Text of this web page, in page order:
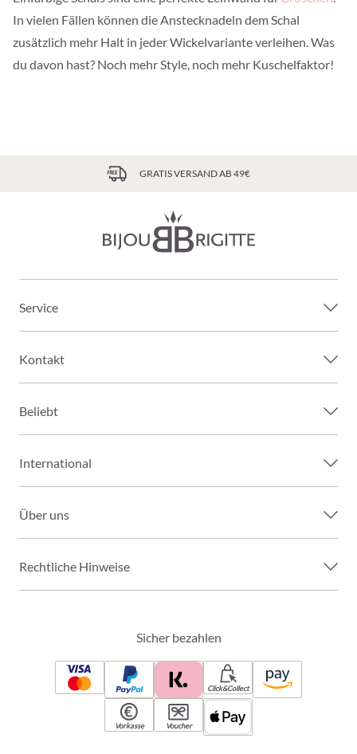
In vielen Fällen können die Anstecknadeln dem Schal
zusätzlich mehr Halt in jeder Wickelvariante verleihen. Was
du davon hast? Noch mehr Style, noch mehr Kuschelfaktor!
GRATIS VERSAND AB 49€
Service
Kontakt
Beliebt
International
Über uns
Rechtliche Hinweise
Sicher bezahlen
Click&Collect
Vorkasse Voucher